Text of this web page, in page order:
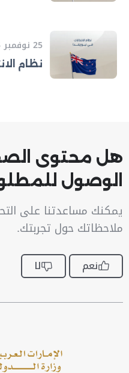
25 نوفمبر 2025
نظام
هل محتوى
الوصول
يمكنك مساعدتنا على
ملاحظاتك حول تجربتك.
نعم لا